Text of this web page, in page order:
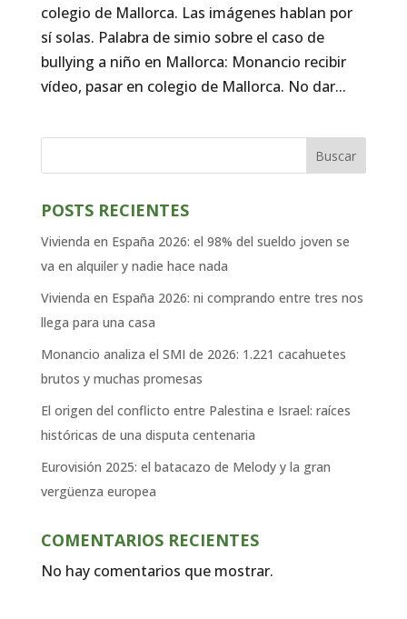
colegio de Mallorca. Las imágenes hablan por
sí solas. Palabra de simio sobre el caso de
bullying a niño en Mallorca: Monancio recibir
vídeo, pasar en colegio de Mallorca. No dar...
Buscar
POSTS RECIENTES
Vivienda en España 2026: el 98% del sueldo joven se
va en alquiler y nadie hace nada
Vivienda en España 2026: ni comprando entre tres nos
llega para una casa
Monancio analiza el SMI de 2026: 1.221 cacahuetes
brutos y muchas promesas
El origen del conflicto entre Palestina e Israel: raíces
históricas de una disputa centenaria
Eurovisión 2025: el batacazo de Melody y la gran
vergüenza europea
COMENTARIOS RECIENTES
No hay comentarios que mostrar.